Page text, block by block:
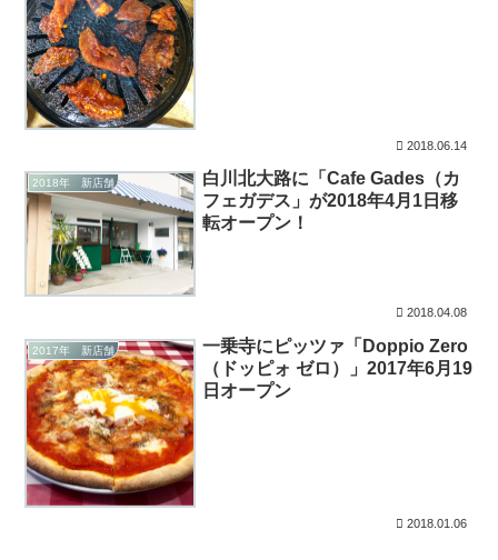
2018.06.14
2018年 新店舗
白川北大路に「Cafe Gades（カ
フェガデス」が2018年4月1日移
転オープン！
2018.04.08
2017年 新店舗
一乗寺にピッツァ「Doppio Zero
（ドッピォ ゼロ）」2017年6月19
日オープン
2018.01.06